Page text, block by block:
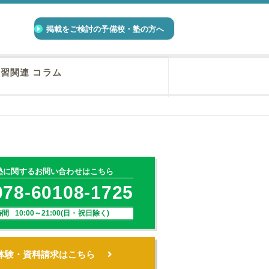
掲載をご検討の予備校・塾の方へ
関連 コラム
に関するお問い合わせはこちら
60108-1725
間 10:00～21:00(日・祝日除く)
験・資料請求はこちら